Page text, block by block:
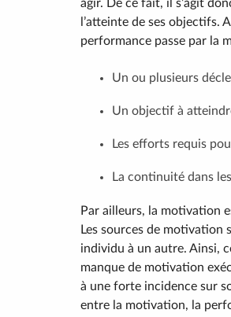
agir. De ce fait, il s’agit
l’atteinte de ses objectifs.
performance passe par la
Un ou plusieurs
Un objectif à
Les efforts requis
La continuité dans
Par ailleurs, la motivation
Les sources de motivation
individu à un autre. Ainsi,
manque de motivation
à une forte incidence sur
entre la motivation, la